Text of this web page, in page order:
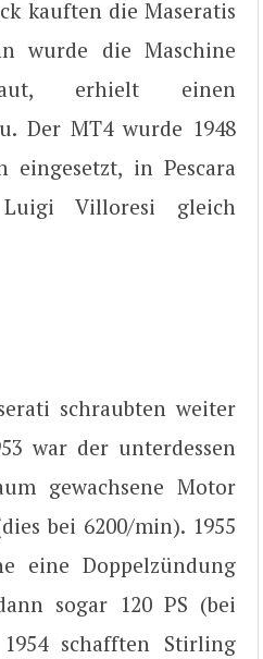
kauften die Maseratis
wurde die Maschine
erhielt einen
Der MT4 wurde 1948
eingesetzt, in Pescara
Villoresi gleich
schraubten weiter
war der unterdessen
gewachsene Motor
bei 6200/min). 1955
eine Doppelzündung
sogar 120 PS (bei
schafften Stirling